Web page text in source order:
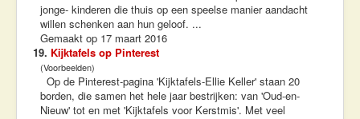
jonge- kinderen die thuis op een speelse manier aandacht
willen schenken aan hun geloof. ...
Gemaakt op 17 maart 2016
19. Kijktafels op Pinterest
(Voorbeelden)
Op de Pinterest-pagina 'Kijktafels-Ellie Keller' staan 20
borden, die samen het hele jaar bestrijken: van 'Oud-en-
Nieuw' tot en met 'Kijktafels voor Kerstmis'. Met veel